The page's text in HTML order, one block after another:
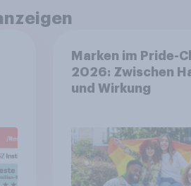
Marken im Pride-
2026: Zwischen
und Wirkung